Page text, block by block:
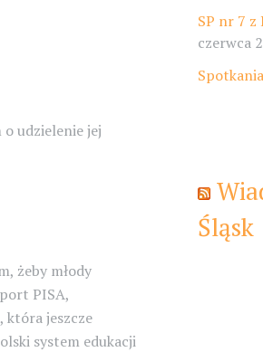
udzielenie jej
żeby młody
PISA,
która jeszcze
system edukacji
SP nr 7 z
czerwca
Śląsk